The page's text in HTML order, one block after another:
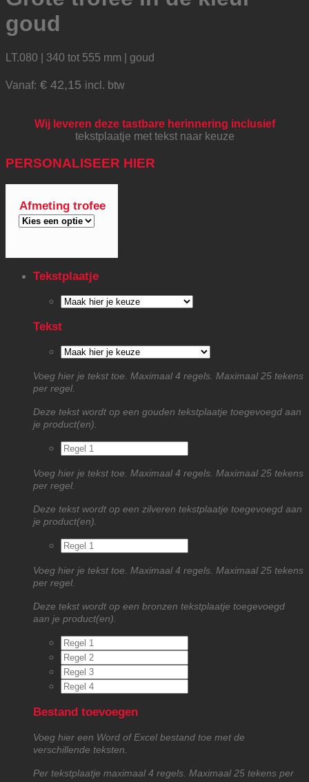
goud
LT.080 | 340 tot 555 mm | goud
Vanaf: € 42,15 incl. btw
Wij leveren deze tastbare herinnering inclusief
tekstplaatje met tekst naar keuze
PERSONALISEER HIER
Afmeting trofee
Tekstplaatje
Tekst
Voeg hier je tekst toe. Maximaal 4 regels. Maximaal 25 tekens
per regel.
Deze tekst wordt op een gouden tekstplaatje toegevoegd aan
je product(en).
Voeg hier je tekst toe. Maximaal 4 regels. Maximaal 25 tekens
per regel.
Deze tekst wordt op een zilveren tekstplaatje toegevoegd aan
je product(en).
Voeg hier je tekst toe. Maximaal 4 regels. Maximaal 25 tekens
per regel.
Deze tekst wordt op een bronzen tekstplaatje toegevoegd
aan je product(en).
Bestand toevoegen
Voeg hier een Word of Excel bestand toe met de
verschillende teksten.
Per tekstplaatje maximaal 4 regels. Maximaal 25 tekens per